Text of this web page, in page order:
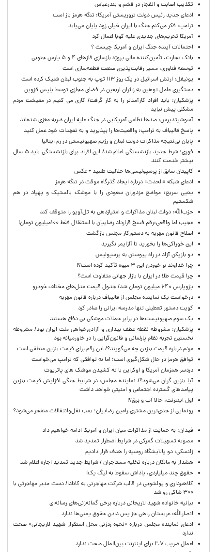
تکذیب اصابت و انفجار در قشم و بندرعباس
ادعای جدید رئیس دولت تروریستی آمریکا: تنگه هرمز باز است
ترامپ: فکر می‌کنم جنگ با ایران خیلی زود پایان می‌یابد
آمریکا تحریم‌های جدیدی علیه کوبا اعمال کرد
احتمالات آینده جنگ ایران و آمریکا چیست ؟
بانک تجارت، تأمین‌کننده مالی پروژه بازسازی فازهای ۴ و ۵ پارس جنوبی
توسعه فناوری، مسیر رقابت‌پذیری صنعت قطعه‌سازی است
یونیفل: ارتش اسرائیل در یک روز ۱۱۳ توپ به جنوب لبنان شلیک کرده است
دستگیری عامل توهین به زائران اربعین در فضای مجازی توسط پلیس قزوین
پزشکیان: باید افراد کارآمدتر را به کار گرفت/ کاری می کنیم در معیشت مردم
مشکلی پیش نیاید
آسوشیتدپرس: صدها نظامی آمریکایی در جنگ علیه ایران ضربه مغزی شده‌اند
پاسخ قالیباف به ترامپ: واقعیت‌ها را بپذیرید و به تعهدات خود عمل کنید
پایان بی‌نتیجه مذاکرات دولت لبنان و رژیم صهیونیستی در رم ایتالیا
فوری؛ شرط جدید بازنشستگی اعلام شد/ این افراد برای بازنشستگی باید ۵ سال
بیشتر خدمت کنند
کاپیتان سابق از پرسپولیسی‌ها حلالیت طلبید + عکس
ادعای شبکه «الحدث» درباره ایجاد گذرگاه موقت در تنگه هرمز
یحیی سریع: مواضع مزدوران سعودی را با موشک بالستیک و پهپاد در هم
شکستیم
حزب‌الله: دولت لبنان مذاکرات و امتیازدهی به تل‌آویو را متوقف کند
عجیب اما واقعی:رقم فسخ قرارداد رضاییان با استقلال فقط ۱۰۰میلیون تومان!
اصلاح قانون مهریه به دستورکار مجلس بازگشت
این خوراکی‌ها را بخورید تا آلزایمر نگیرید
دو بازیکن آزاد در راه پیوستن به پرسپولیس
چرا خداوند بر خوردن این ۳ میوه تأکید کرده است؟!
چرا قیمت طلا در ایران با بازار جهانی متفاوت است؟
پژوپارس ۶۴۰ میلیون تومان شد/ جدول قیمت مدل‌های مختلف خودرو
درخواست یک نماینده مجلس از قالیباف درباره قانون مهریه
کویت دستور تعطیلی تنها مدرسه ایرانی را صادر کرد
یک‌ سوم صهیونیست‌ها در برابر حملات موشکی بی دفاع هستند
پزشکیان: مشروطه نقطه عطف بیداری و آزادی‌خواهی ملت ایران بود/ مشروطه
نخستین تجربه نظام پارلمانی و قانون‌گرایی را در خاورمیانه بود
مردم درباره قیمت بنزین چه می‌گویند؟/ این رقم برای قیمت بنزین منطقی است
توافق هرمز در حال شکل‌گیری است؛ اما نه توافقی که ترامپ می‌خواست
دردسر همزمان آمریکا و اوکراین با ته کشیدن موشک های پاتریوت
آیا بنزین گران می‌شود؟/ نماینده مجلس: در شرایط جنگی افزایش قیمت بنزین
پیامدهای گسترده اجتماعی و امنیتی خواهد داشت
اول اینترنت، حالا آب و برق؟!
رونمایی از جدی‌ترین مشتری رامین رضاییان؛ بمب نقل‌وانتقالات منفجر می‌شود؟
فیدان: به حمایت از مذاکرات میان ایران و آمریکا ادامه خواهیم داد
مصوبه تسهیلات گمرکی در شرایط اضطرار تمدید شد
زلنسکی: دو پالایشگاه روسیه را هدف قرار دادیم
هشدار به مالکان درباره تخلیه مستاجران / شرایط جدید تمدید اجاره اعلام شد
حقوق چند میلیاردی، پاداش سقوط به لیگ یک!
کلاهبرداری و پولشویی در قالب شرکت مهاجرتی به کانادا/ دست مدیر مهاجرتی با
۳۰۰ شاکی رو شد
بیانیه خانواده شهید لاریجانی درباره برخی گمانه‌زنی‌های رسانه‌ای
انصارالله: عربستان راهی جز پس دادن حقوق یمنی‌ها ندارد
ادعای نماینده مجلس درباره «نحوه ردزنی محل استقرار شهید لاریجانی» صحت
ندارد
اعمال ضریب ۲.۷ برای اینترنت بین‌الملل صحت ندارد